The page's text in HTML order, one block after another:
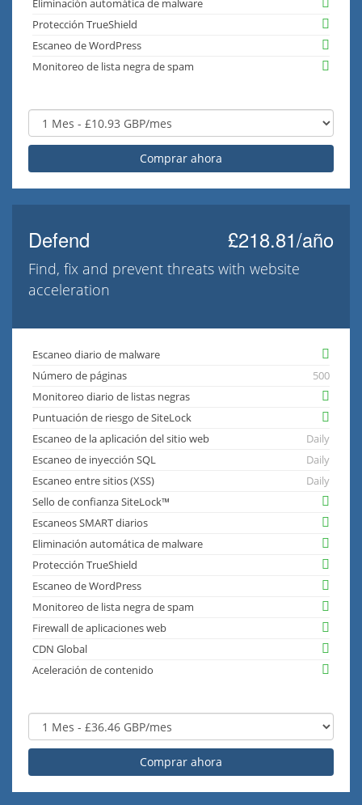
Eliminación automática de malware
Protección TrueShield
Escaneo de WordPress
Monitoreo de lista negra de spam
Comprar ahora
Defend £218.81/año
Find, fix and prevent threats with website
acceleration
Escaneo diario de malware
Número de páginas
500
Monitoreo diario de listas negras
Puntuación de riesgo de SiteLock
Escaneo de la aplicación del sitio web
Daily
Escaneo de inyección SQL
Daily
Escaneo entre sitios (XSS)
Daily
Sello de confianza SiteLock™
Escaneos SMART diarios
Eliminación automática de malware
Protección TrueShield
Escaneo de WordPress
Monitoreo de lista negra de spam
Firewall de aplicaciones web
CDN Global
Aceleración de contenido
Comprar ahora